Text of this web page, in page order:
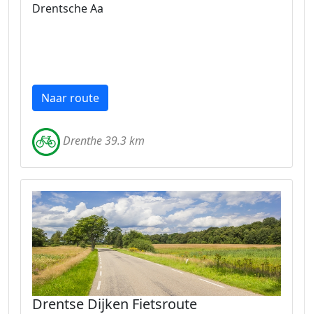
Drentsche Aa
Naar route
Drenthe 39.3 km
Drentse Dijken Fietsroute